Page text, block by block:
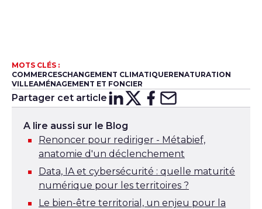
MOTS CLÉS :
COMMERCESCHANGEMENT CLIMATIQUERENATURATION
VILLEAMÉNAGEMENT ET FONCIER
Partager cet article Partager sur
Partager surX
Partager
Partager
A lire aussi sur le Blog
Renoncer pour rediriger - Métabief,
anatomie d'un déclenchement
Data, IA et cybersécurité : quelle maturité
numérique pour les territoires ?
Le bien-être territorial, un enjeu pour la